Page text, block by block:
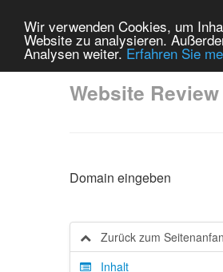
Wir verwenden Cookies, um
Website zu analysieren.
Analysen weiter. Erfahren Sie
Website Review
Domain eingeben
Zurück zum
Inhalt